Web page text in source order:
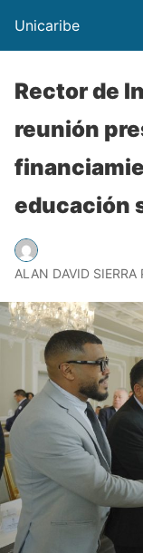
Unicaribe
Rector de
reunión
educación
ALAN DAVID SIERRA